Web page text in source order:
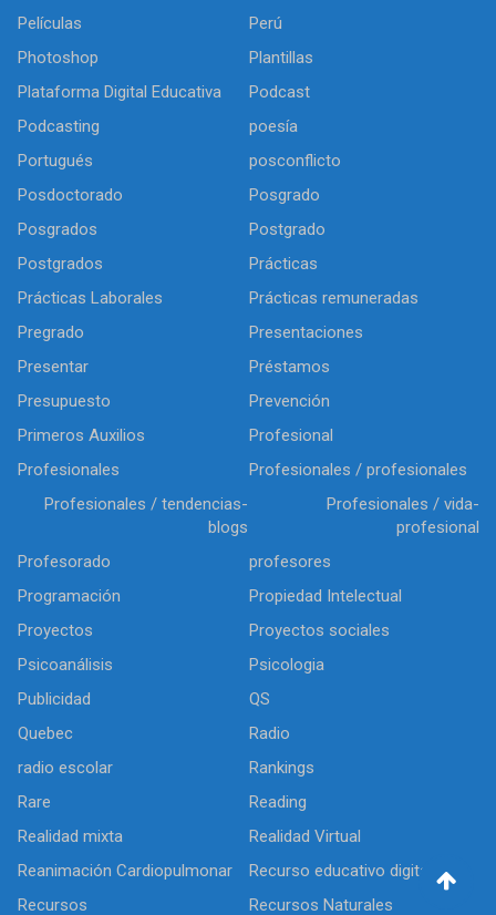
Películas
Perú
Photoshop
Plantillas
Plataforma Digital Educativa
Podcast
Podcasting
poesía
Portugués
posconflicto
Posdoctorado
Posgrado
Posgrados
Postgrado
Postgrados
Prácticas
Prácticas Laborales
Prácticas remuneradas
Pregrado
Presentaciones
Presentar
Préstamos
Presupuesto
Prevención
Primeros Auxilios
Profesional
Profesionales
Profesionales / profesionales
Profesionales / tendencias-
blogs
Profesionales / vida-
profesional
Profesorado
profesores
Programación
Propiedad Intelectual
Proyectos
Proyectos sociales
Psicoanálisis
Psicologia
Publicidad
QS
Quebec
Radio
radio escolar
Rankings
Rare
Reading
Realidad mixta
Realidad Virtual
Reanimación Cardiopulmonar
Recurso educativo digital
Recursos
Recursos Naturales